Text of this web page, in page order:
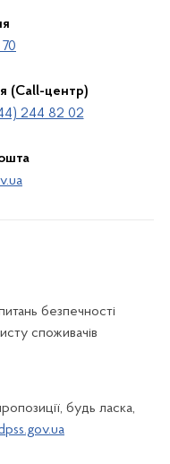
(Call-центр)
244 82 02
безпечності
споживачів
будь ласка,